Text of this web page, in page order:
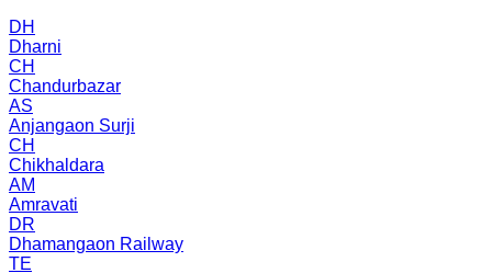
DH
Dharni
CH
Chandurbazar
AS
Anjangaon Surji
CH
Chikhaldara
AM
Amravati
DR
Dhamangaon Railway
TE